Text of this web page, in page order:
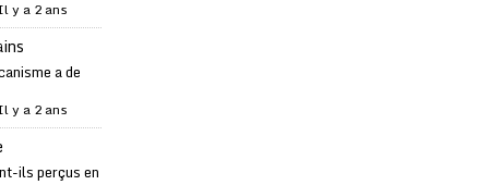
y a 2 ans
a de
y a 2 ans
ils perçus en